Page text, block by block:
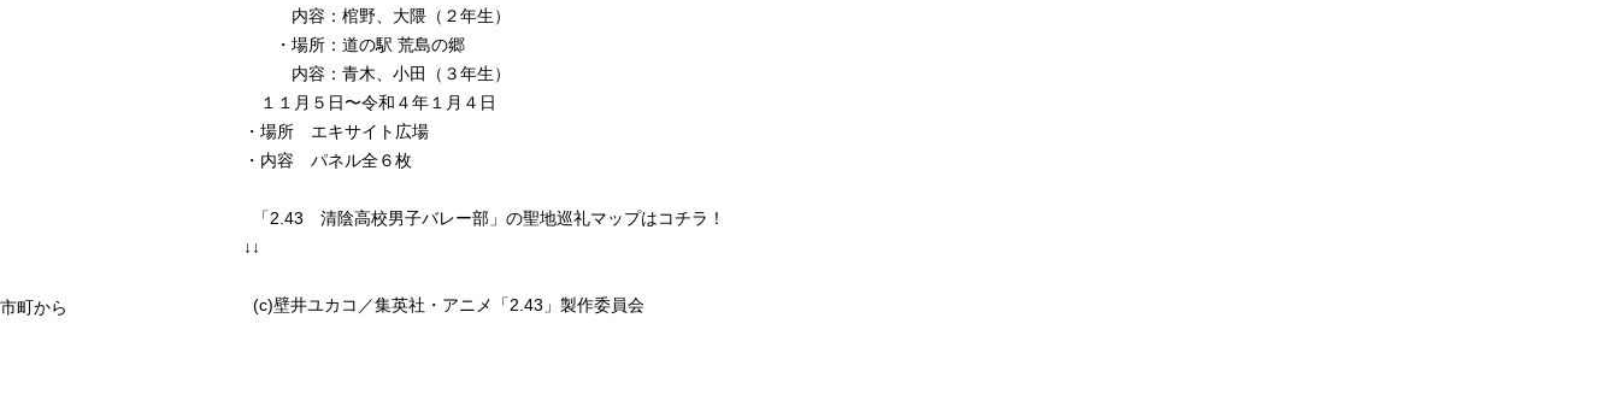
市町から
内容：棺野、大隈（２年生）
・場所：道の駅 荒島の郷
内容：青木、小田（３年生）
１１月５日〜令和４年１月４日
・場所 エキサイト広場
・内容 パネル全６枚
「2.43 清陰高校男子バレー部」の聖地巡礼マップはコチラ！
↓↓
(c)壁井ユカコ／集英社・アニメ「2.43」製作委員会